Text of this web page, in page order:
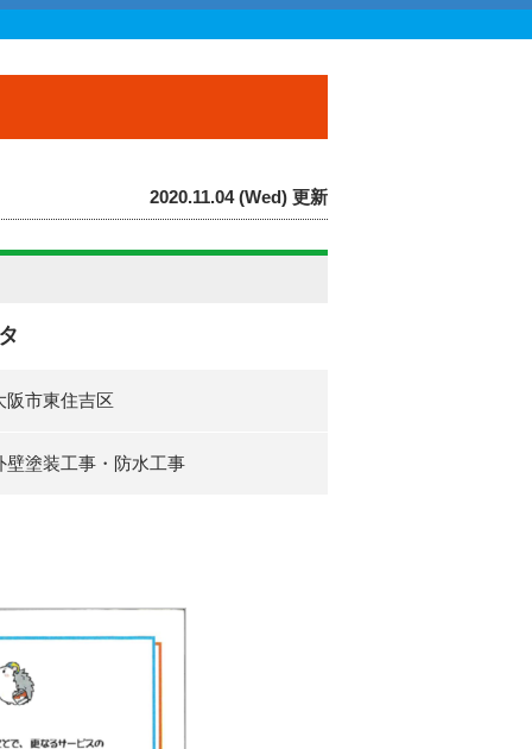
2020.11.04 (Wed) 更新
阪市東住吉区
壁塗装工事・防水工事